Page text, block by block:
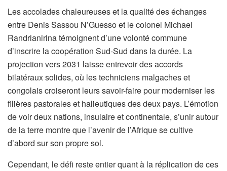
Les accolades chaleureuses et la qualité des échanges
entre Denis Sassou N’Guesso et le colonel Michael
Randrianirina témoignent d’une volonté commune
d’inscrire la coopération Sud-Sud dans la durée. La
projection vers 2031 laisse entrevoir des accords
bilatéraux solides, où les techniciens malgaches et
congolais croiseront leurs savoir-faire pour moderniser les
filières pastorales et halieutiques des deux pays. L’émotion
de voir deux nations, insulaire et continentale, s’unir autour
de la terre montre que l’avenir de l’Afrique se cultive
d’abord sur son propre sol.
Cependant, le défi reste entier quant à la réplication de ces